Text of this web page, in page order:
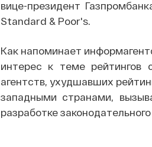
вице-президент
Standard & Poor's.
Как напоминает
интерес к теме рейтингов
агентств, ухудшавших
западными странами,
разработке